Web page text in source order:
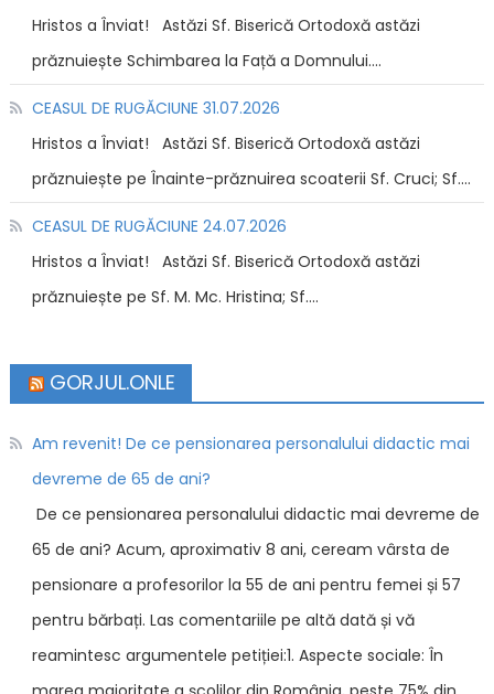
Hristos a Înviat! Astăzi Sf. Biserică Ortodoxă astăzi
prăznuiește Schimbarea la Față a Domnului....
CEASUL DE RUGĂCIUNE 31.07.2026
Hristos a Înviat! Astăzi Sf. Biserică Ortodoxă astăzi
prăznuiește pe Înainte-prăznuirea scoaterii Sf. Cruci; Sf....
CEASUL DE RUGĂCIUNE 24.07.2026
Hristos a Înviat! Astăzi Sf. Biserică Ortodoxă astăzi
prăznuiește pe Sf. M. Mc. Hristina; Sf....
GORJUL.ONLE
Am revenit! De ce pensionarea personalului didactic mai
devreme de 65 de ani?
De ce pensionarea personalului didactic mai devreme de
65 de ani? Acum, aproximativ 8 ani, ceream vârsta de
pensionare a profesorilor la 55 de ani pentru femei și 57
pentru bărbați. Las comentariile pe altă dată și vă
reamintesc argumentele petiției:1. Aspecte sociale: În